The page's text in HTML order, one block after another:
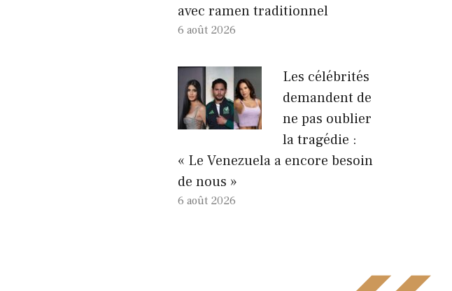
avec ramen traditionnel
6 août 2026
Les célébrités
demandent de
ne pas oublier
la tragédie :
« Le Venezuela a encore besoin
de nous »
6 août 2026